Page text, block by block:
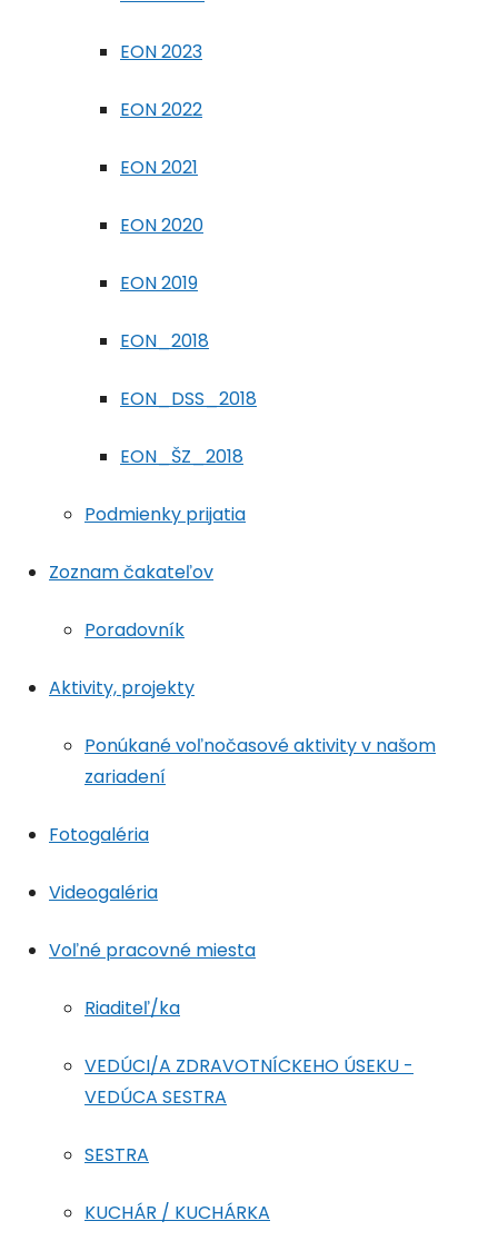
EON 2023
EON 2022
EON 2021
EON 2020
EON 2019
EON_2018
EON_DSS_2018
EON_ŠZ_2018
Podmienky prijatia
Zoznam čakateľov
Poradovník
Aktivity, projekty
Ponúkané voľnočasové aktivity v našom
zariadení
Fotogaléria
Videogaléria
Voľné pracovné miesta
Riaditeľ/ka
VEDÚCI/A ZDRAVOTNÍCKEHO ÚSEKU -
VEDÚCA SESTRA
SESTRA
KUCHÁR / KUCHÁRKA